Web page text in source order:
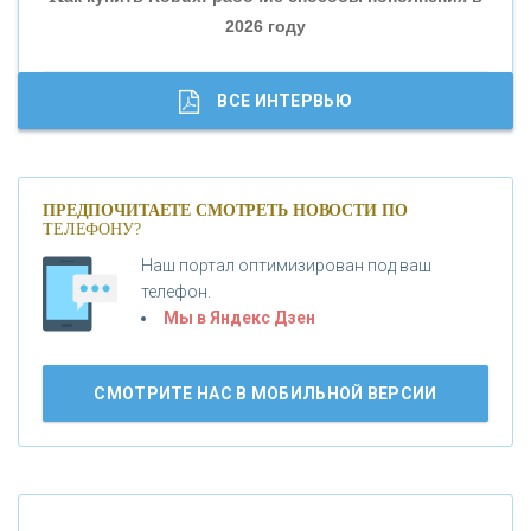
«ГАЗПРОМБАНК»
«МОСКОВСКИЙ КРЕДИТНЫЙ БАНК»
«БАНК ВОЗРОЖДЕНИЕ»
АО «КРЕДИТ ЕВРОПА БАНК»
2026 году
Банки.ру обновил логотип впервые за 19 лет -
ВСЕ ИНТЕРВЬЮ
ПРЕДПОЧИТАЕТЕ СМОТРЕТЬ НОВОСТИ ПО
ТЕЛЕФОНУ?
Наш портал оптимизирован под ваш
телефон.
Мы в Яндекс Дзен
СМОТРИТЕ НАС В МОБИЛЬНОЙ ВЕРСИИ